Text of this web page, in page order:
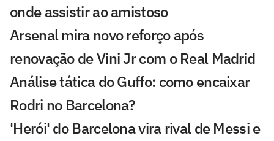
onde assistir ao amistoso
Arsenal mira novo reforço após
renovação de Vini Jr com o Real Madrid
Análise tática do Guffo: como encaixar
Rodri no Barcelona?
'Herói' do Barcelona vira rival de Messi e